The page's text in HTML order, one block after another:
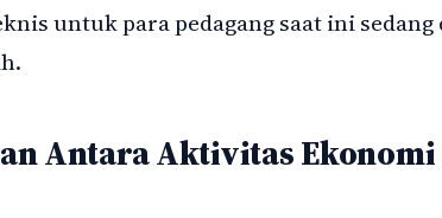
untuk para pedagang saat ini
Antara Aktivitas